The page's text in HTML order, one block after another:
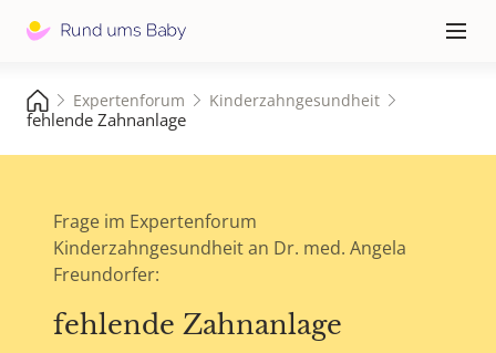
≡
Expertenforum Kinderzahngesundheit
fehlende Zahnanlage
Frage im Expertenforum
Kinderzahngesundheit an Dr. med. Angela
Freundorfer:
fehlende Zahnanlage